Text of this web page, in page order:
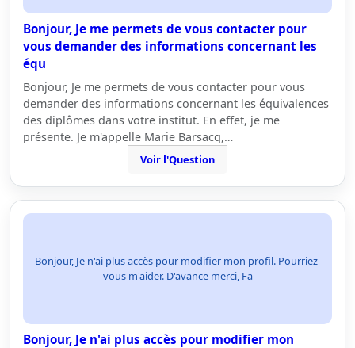
Bonjour, Je me permets de vous contacter pour
vous demander des informations concernant les
équ
Bonjour, Je me permets de vous contacter pour vous
demander des informations concernant les équivalences
des diplômes dans votre institut. En effet, je me
présente. Je m'appelle Marie Barsacq,…
Voir l'Question
Bonjour, Je n'ai plus accès pour modifier mon profil. Pourriez-
vous m'aider. D'avance merci, Fa
Bonjour, Je n'ai plus accès pour modifier mon